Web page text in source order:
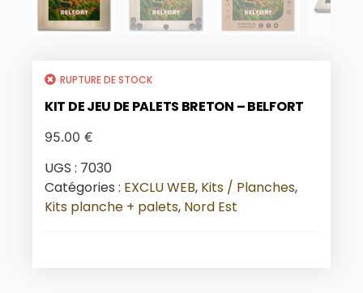
RUPTURE DE STOCK
KIT DE JEU DE PALETS BRETON – BELFORT
95.00 €
UGS : 7030
Catégories : EXCLU WEB, Kits / Planches,
Kits planche + palets, Nord Est